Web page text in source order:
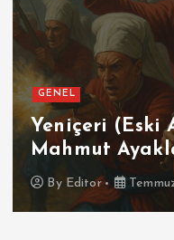
GENEL
Futbolun
İspanya
ByEditor